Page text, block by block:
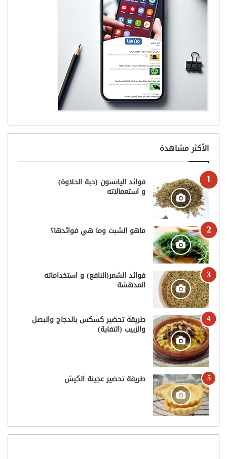
الأكثر مشاهدة
فوائد اليانسون (حبة الحلاوة)
و استعمالاته
ماهو الشبت وما هي فوائدها؟
فوائد الشمر(النافع) و استخداماته
المدهشة
طريقة تحضير كسكس بالدجاج والبصل
والزبيب (التفاية)
طريقة تحضير عجينة الكيش